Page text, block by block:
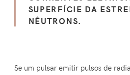
SUPERFÍCIE DA
NÊUTRONS.
Se um pulsar emitir pulsos de